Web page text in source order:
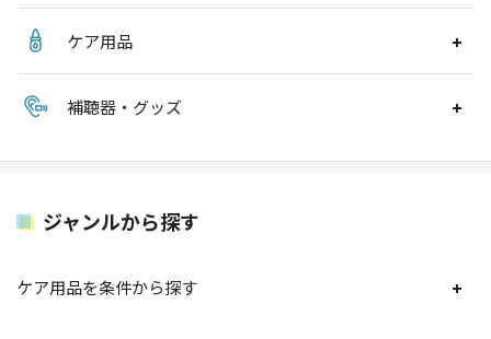
ケア用品
補聴器・グッズ
ジャンルから探す
ケア用品を条件から探す